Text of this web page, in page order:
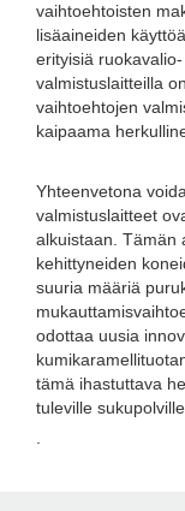
vaihtoehtoisten
lisäaineiden
erityisiä
valmistuslaitteilla
vaihtoehtojen
kaipaama
Yhteenvetona
valmistuslaitteet
alkuistaan. Tämän
kehittyneiden
suuria määriä
odottaa uusia
tämä ihastuttava
tuleville sukupolville.